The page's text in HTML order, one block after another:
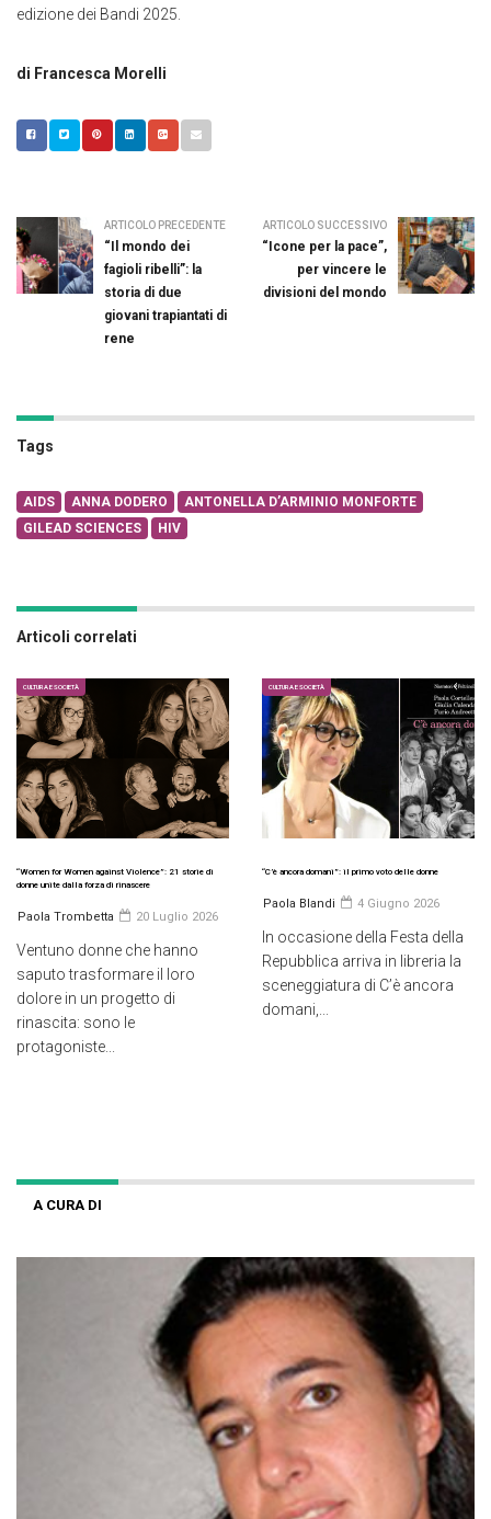
edizione dei Bandi 2025.
di Francesca Morelli
ARTICOLO PRECEDENTE
“Il mondo dei
fagioli ribelli”: la
storia di due
giovani trapiantati di
rene
ARTICOLO SUCCESSIVO
“Icone per la pace”,
per vincere le
divisioni del mondo
Tags
AIDS ANNA DODERO
ANTONELLA D’ARMINIO MONFORTE
GILEAD SCIENCES
HIV
Articoli correlati
CULTURA E SOCIETÀ
“Women for Women against Violence”: 21 storie di
donne unite dalla forza di rinascere
Paola Trombetta 20 Luglio 2026
Ventuno donne che hanno
saputo trasformare il loro
dolore in un progetto di
rinascita: sono le
protagoniste...
CULTURA E SOCIETÀ
“C’è ancora domani”: il primo voto delle donne
Paola Blandi 4 Giugno 2026
In occasione della Festa della
Repubblica arriva in libreria la
sceneggiatura di C’è ancora
domani,...
A CURA DI